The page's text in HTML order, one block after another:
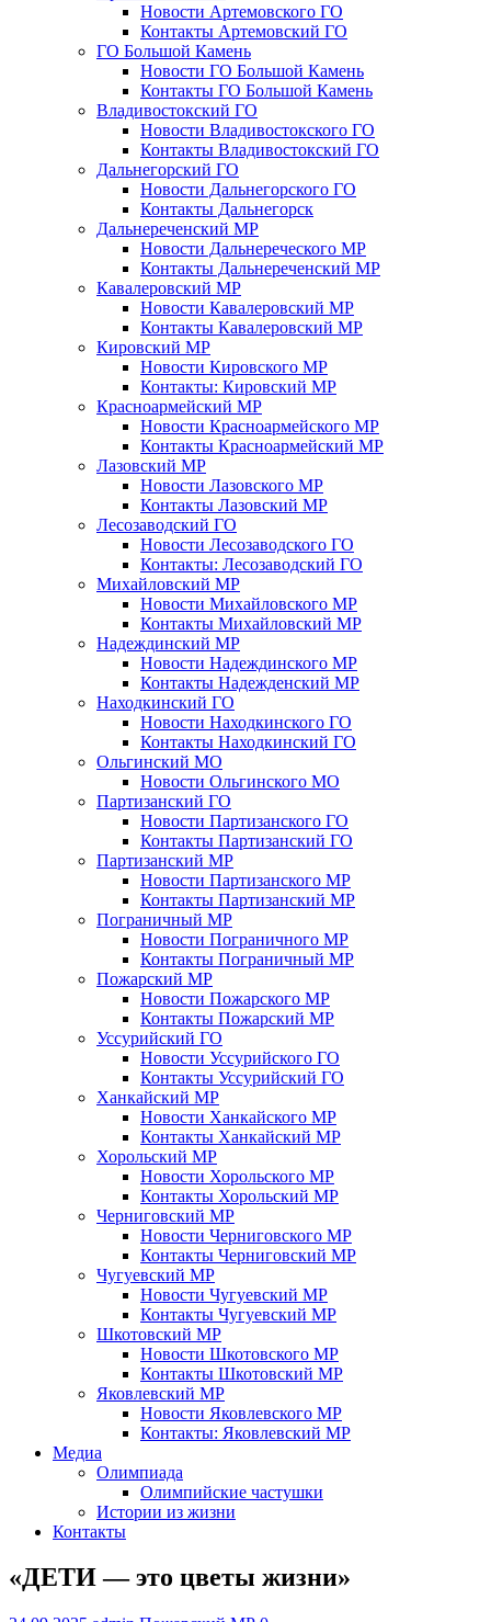
Новости Артемовского ГО
Контакты Артемовский ГО
ГО Большой Камень
Новости ГО Большой Камень
Контакты ГО Большой Камень
Владивостокский ГО
Новости Владивостокского ГО
Контакты Владивостокский ГО
Дальнегорский ГО
Новости Дальнегорского ГО
Контакты Дальнегорск
Дальнереченский МР
Новости Дальнереческого МР
Контакты Дальнереченский МР
Кавалеровский МР
Новости Кавалеровский МР
Контакты Кавалеровский МР
Кировский МР
Новости Кировского МР
Контакты: Кировский МР
Красноармейский МР
Новости Красноармейского МР
Контакты Красноармейский МР
Лазовский МР
Новости Лазовского МР
Контакты Лазовский МР
Лесозаводский ГО
Новости Лесозаводского ГО
Контакты: Лесозаводский ГО
Михайловский МР
Новости Михайловского МР
Контакты Михайловский МР
Надеждинский МР
Новости Надеждинского МР
Контакты Надежденский МР
Находкинский ГО
Новости Находкинского ГО
Контакты Находкинский ГО
Ольгинский МО
Новости Ольгинского МО
Партизанский ГО
Новости Партизанского ГО
Контакты Партизанский ГО
Партизанский МР
Новости Партизанского МР
Контакты Партизанский МР
Пограничный МР
Новости Пограничного МР
Контакты Пограничный МР
Пожарский МР
Новости Пожарского МР
Контакты Пожарский МР
Уссурийский ГО
Новости Уссурийского ГО
Контакты Уссурийский ГО
Ханкайский МР
Новости Ханкайского МР
Контакты Ханкайский МР
Хорольский МР
Новости Хорольского МР
Контакты Хорольский МР
Черниговский МР
Новости Черниговского МР
Контакты Черниговский МР
Чугуевский МР
Новости Чугуевский МР
Контакты Чугуевский МР
Шкотовский МР
Новости Шкотовского МР
Контакты Шкотовский МР
Яковлевский МР
Новости Яковлевского МР
Контакты: Яковлевский МР
Медиа
Олимпиада
Олимпийские частушки
Истории из жизни
Контакты
«ДЕТИ — это цветы жизни»